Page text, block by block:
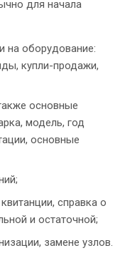
для начала
на оборудование:
купли-продажи,
основные
модель, год
основные
справка о
и остаточной;
замене узлов.